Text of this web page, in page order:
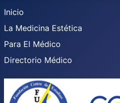
Inicio
La Medicina Estética
Para El Médico
Directorio Médico